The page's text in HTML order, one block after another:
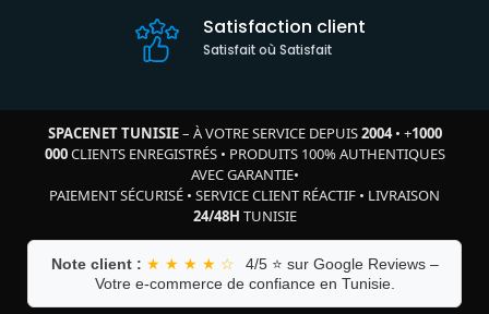
Satisfaction client
Satisfait où Satisfait
SPACENET TUNISIE– À VOTRE SERVICE DEPUIS2004• +1000
000CLIENTS ENREGISTRÉS• PRODUITS 100% AUTHENTIQUES
AVEC GARANTIE•
PAIEMENT SÉCURISÉ • SERVICE CLIENT RÉACTIF • LIVRAISON
24/48H TUNISIE
Note client : ★ ★ ★ ★ ☆
4/5 ⭐ sur Google Reviews –
Votre e-commerce de confiance en Tunisie.